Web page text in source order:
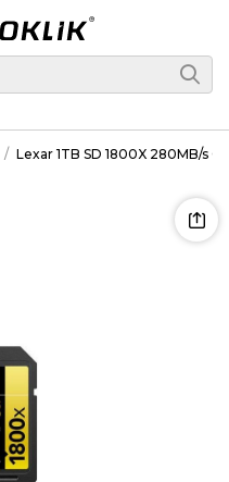
Lexar 1TB SD 1800X 280MB/s